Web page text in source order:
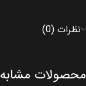
نظرات (0)
محصولات مشابه